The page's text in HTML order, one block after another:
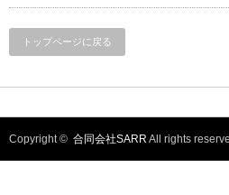
トップページに戻る
Copyright © 合同会社SARR All rights